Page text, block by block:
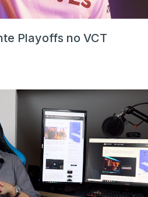
Playoffs no VCT